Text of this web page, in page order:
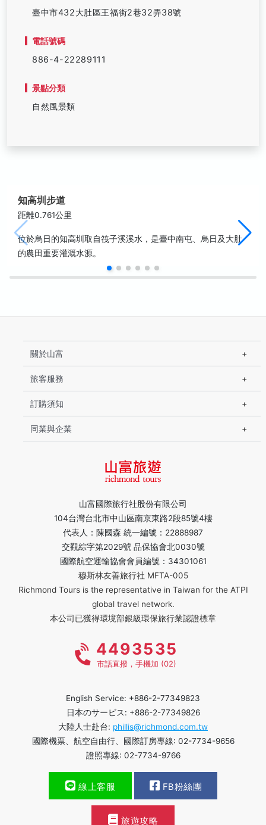
臺中市432大肚區王福街2巷32弄38號
電話號碼
886-4-22289111
景點分類
自然風景類
知高圳步道
距離0.761公里
位於烏日的知高圳取自筏子溪溪水，是臺中南屯、烏日及大肚
的農田重要灌溉水源。
山富國際旅行社股份有限公司
104台灣台北市中山區南京東路2段85號4樓
代表人：陳國森 統一編號：22888987
交觀綜字第2029號 品保協會北0030號
國際航空運輸協會會員編號：34301061
穆斯林友善旅行社 MFTA-005
Richmond Tours is the representative in Taiwan for the ATPI
global travel network.
本公司已獲得環境部銀級環保旅行業認證標章
關於山富
旅客服務
訂購須知
同業與企業
4493535
市話直撥，手機加 (02)
English Service: +886-2-77349823
日本のサービス: +886-2-77349826
大陸人士赴台: phillis@richmond.com.tw
國際機票、航空自由行、國際訂房專線: 02-7734-9656
證照專線: 02-7734-9766
線上客服 FB粉絲團
旅遊攻略